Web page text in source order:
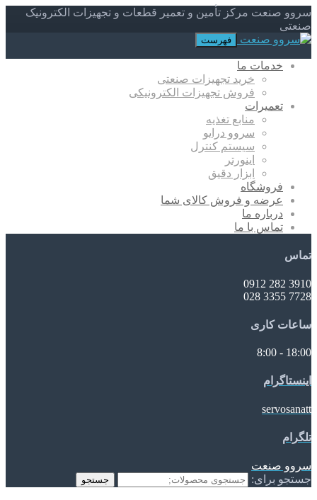
سروو صنعت مرکز تأمین و تعمیر قطعات و تجهیزات الکترونیک
صنعتی
فهرست
خدمات ما
خرید تجهیزات صنعتی
فروش تجهیزات الکترونیکی
تعمیرات
منابع تغذیه
سروو درایو
سیستم کنترل
اینورتر
ابزار دقیق
فروشگاه
عرضه و فروش کالای شما
درباره ما
تماس با ما
تماس
3910 282 0912
7728 3355 028
ساعات کاری
18:00 - 8:00
اینستاگرام
servosanatt
تلگرام
سروو صنعت
جستجو برای:
جستجو